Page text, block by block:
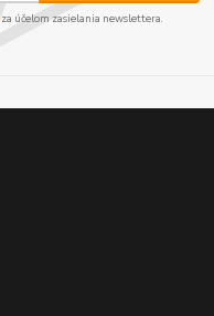
za účelom zasielania newslettera.